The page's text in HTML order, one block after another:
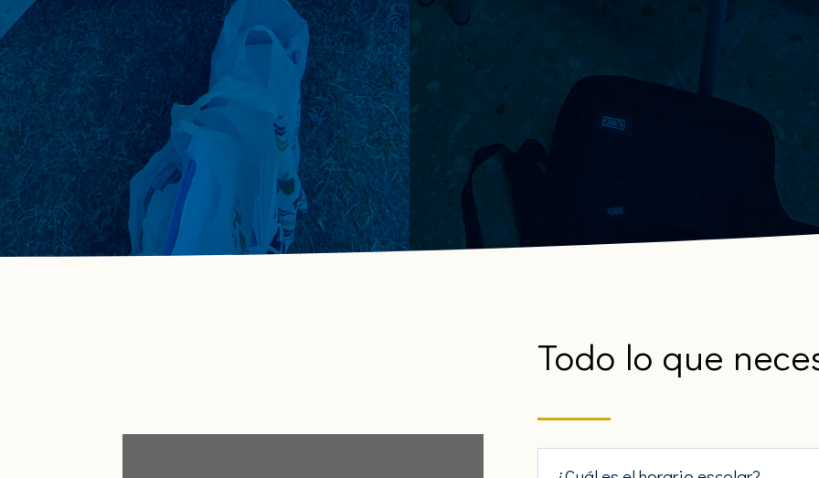
Además, incorporamos metodologías innovadoras
como
aprendizaje basado en proyectos (ABP), aprendizaje
cooperativo y gamificación
Todo lo que